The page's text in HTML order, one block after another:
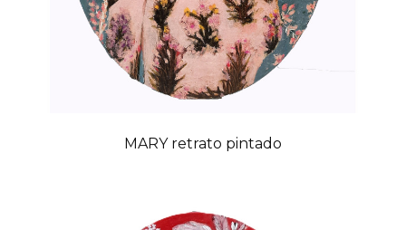
MARY retrato pintado